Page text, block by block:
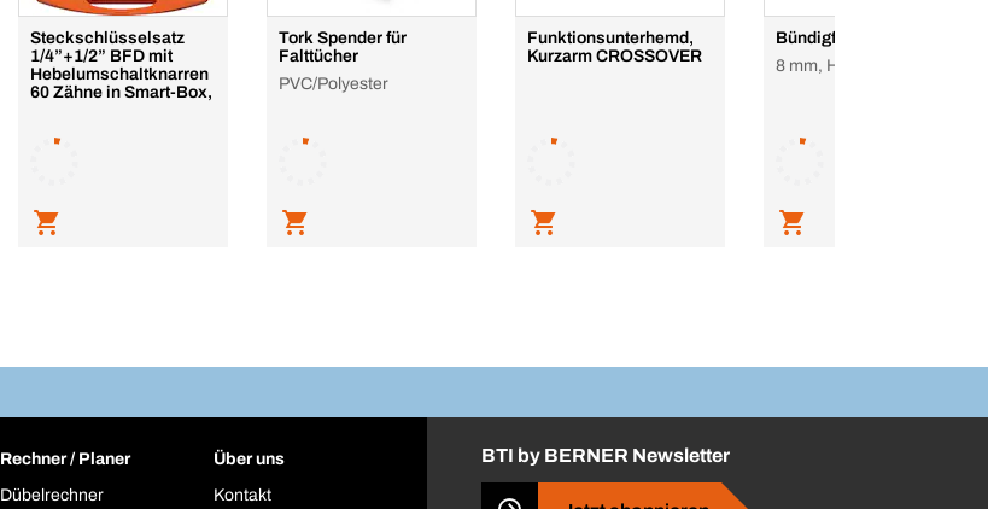
Steckschlüsselsatz
1/4”+1/2” BFD mit
Hebelumschaltknarren
60 Zähne in Smart-Box,
Tork Spender für
Falttücher
PVC/Polyester
Funktionsunterhemd,
Kurzarm CROSSOVER
Bündigfräser
8 mm, HM-Karbid
Rechner / Planer
Dübelrechner
Über uns
Kontakt
BTI by BERNER Newsletter